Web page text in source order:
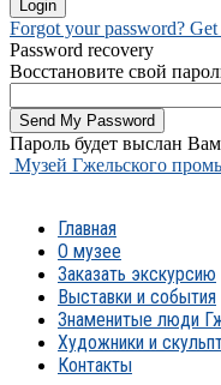
Forgot your password?
Password recovery
Восстановите свой
Пароль будет выслан
Музей Гжельского
Главная
О музее
Заказать экскурсию
Выставки и события
Знаменитые люди
Художники и
Контакты